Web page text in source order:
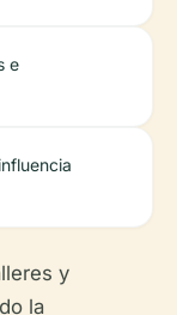
e
y
la